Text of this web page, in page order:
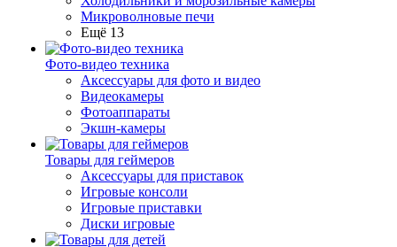
Микроволновые печи
Ещё 13
Фото-видео техника
Аксессуары для фото и видео
Видеокамеры
Фотоаппараты
Экшн-камеры
Товары для геймеров
Аксессуары для приставок
Игровые консоли
Игровые приставки
Диски игровые